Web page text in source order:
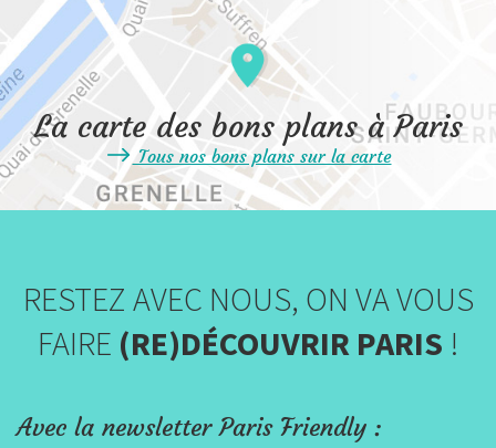
La carte des bons plans à Paris
Tous nos bons plans sur la carte
RESTEZ AVEC NOUS, ON VA VOUS
FAIRE (RE)DÉCOUVRIR PARIS !
Avec la newsletter Paris Friendly :